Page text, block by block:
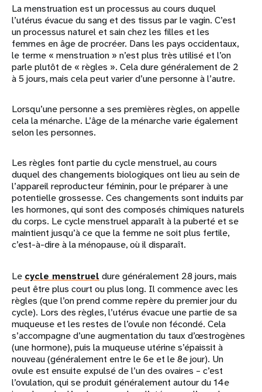
La menstruation est un processus au cours duquel
l’utérus évacue du sang et des tissus par le vagin. C’est
un processus naturel et sain chez les filles et les
femmes en âge de procréer. Dans les pays occidentaux,
le terme « menstruation » n’est plus très utilisé et l’on
parle plutôt de « règles ». Cela dure généralement de 2
à 5 jours, mais cela peut varier d’une personne à l’autre.
Lorsqu’une personne a ses premières règles, on appelle
cela la ménarche. L’âge de la ménarche varie également
selon les personnes.
Les règles font partie du cycle menstruel, au cours
duquel des changements biologiques ont lieu au sein de
l’appareil reproducteur féminin, pour le préparer à une
potentielle grossesse. Ces changements sont induits par
les hormones, qui sont des composés chimiques naturels
du corps. Le cycle menstruel apparaît à la puberté et se
maintient jusqu’à ce que la femme ne soit plus fertile,
c’est-à-dire à la ménopause, où il disparaît.
Le cycle menstruel dure généralement 28 jours, mais
peut être plus court ou plus long. Il commence avec les
règles (que l’on prend comme repère du premier jour du
cycle). Lors des règles, l’utérus évacue une partie de sa
muqueuse et les restes de l’ovule non fécondé. Cela
s’accompagne d’une augmentation du taux d’œstrogènes
(une hormone), puis la muqueuse utérine s’épaissit à
nouveau (généralement entre le 6e et le 8e jour). Un
ovule est ensuite expulsé de l’un des ovaires – c’est
l’ovulation, qui se produit généralement autour du 14e